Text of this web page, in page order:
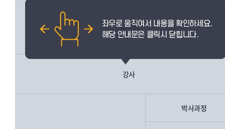
교직원
강사
박사과정